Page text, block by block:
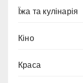
Їжа та кулінарія
Кіно
Краса